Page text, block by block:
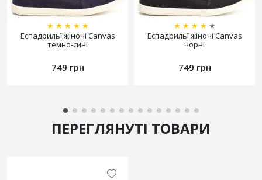
★ ★ ★ ★ ★
Еспадрильї жіночі Canvas
темно-сині
749 грн
★ ★ ★ ★ ★
Еспадрильї жіночі Canvas
чорні
749 грн
ПЕРЕГЛЯНУТІ ТОВАРИ